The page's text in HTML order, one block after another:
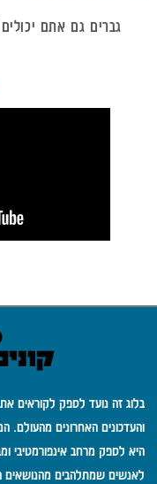
גברים גם אתם יכולים! 5 אקססוריז שכל גבר
בלוג זה נועד לספק לקוראים
והעדכונים האחרונים מהעולם.
היא לספק מרחב אינפורמטיבי
לאנשים שמתלהבים מהנושאים